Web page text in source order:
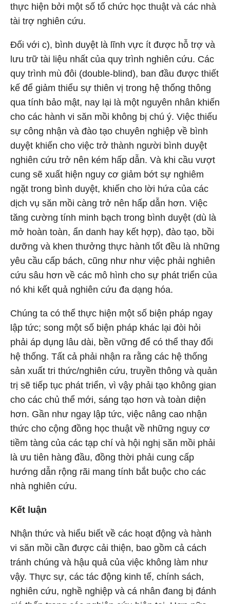
thực hiện bởi một số tổ chức học thuật và các nhà
tài trợ nghiên cứu.
Đối với c), bình duyệt là lĩnh vực ít được hỗ trợ và
lưu trữ tài liệu nhất của quy trình nghiên cứu. Các
quy trình mù đôi (double-blind), ban đầu được thiết
kế để giảm thiểu sự thiên vị trong hệ thống thông
qua tính bảo mật, nay lại là một nguyên nhân khiến
cho các hành vi săn mồi không bị chú ý. Việc thiếu
sự công nhận và đào tạo chuyên nghiệp về bình
duyệt khiến cho việc trở thành người bình duyệt
nghiên cứu trở nên kém hấp dẫn. Và khi cầu vượt
cung sẽ xuất hiện nguy cơ giảm bớt sự nghiêm
ngặt trong bình duyệt, khiến cho lời hứa của các
dịch vụ săn mồi càng trở nên hấp dẫn hơn. Việc
tăng cường tính minh bạch trong bình duyệt (dù là
mở hoàn toàn, ẩn danh hay kết hợp), đào tạo, bồi
dưỡng và khen thưởng thực hành tốt đều là những
yêu cầu cấp bách, cũng như như việc phải nghiên
cứu sâu hơn về các mô hình cho sự phát triển của
nó khi kết quả nghiên cứu đa dạng hóa.
Chúng ta có thể thực hiện một số biện pháp ngay
lập tức; song một số biện pháp khác lại đòi hỏi
phải áp dụng lâu dài, bền vững để có thể thay đổi
hệ thống. Tất cả phải nhận ra rằng các hệ thống
sản xuất tri thức/nghiên cứu, truyền thông và quản
trị sẽ tiếp tục phát triển, vì vậy phải tạo không gian
cho các chủ thể mới, sáng tạo hơn và toàn diện
hơn. Gần như ngay lập tức, việc nâng cao nhận
thức cho cộng đồng học thuật về những nguy cơ
tiềm tàng của các tạp chí và hội nghị săn mồi phải
là ưu tiên hàng đầu, đồng thời phải cung cấp
hướng dẫn rộng rãi mang tính bắt buộc cho các
nhà nghiên cứu.
Kết luận
Nhận thức và hiểu biết về các hoạt động và hành
vi săn mồi cần được cải thiện, bao gồm cả cách
tránh chúng và hậu quả của việc không làm như
vậy. Thực sự, các tác động kinh tế, chính sách,
nghiên cứu, nghề nghiệp và cá nhân đang bị đánh